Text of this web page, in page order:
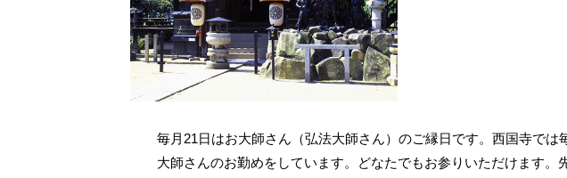
毎月21日はお大師さん（弘法大師さん）のご縁日です。西国寺で
大師さんのお勤めをしています。どなたでもお参りいただけます